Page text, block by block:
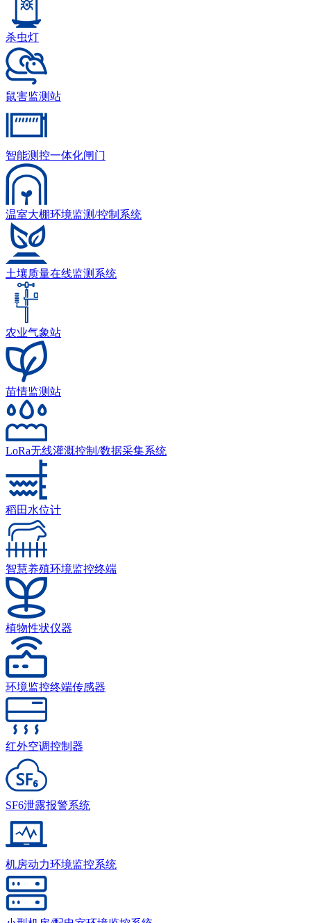
杀虫灯
鼠害监测站
智能测控一体化闸门
温室大棚环境监测/控制系统
土壤质量在线监测系统
农业气象站
苗情监测站
LoRa无线灌溉控制/数据采集系统
稻田水位计
智慧养殖环境监控终端
植物性状仪器
环境监控终端传感器
红外空调控制器
SF6泄露报警系统
机房动力环境监控系统